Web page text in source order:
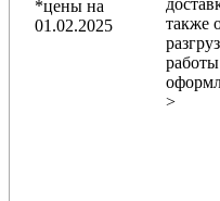
*цены на
01.02.2025
также
>